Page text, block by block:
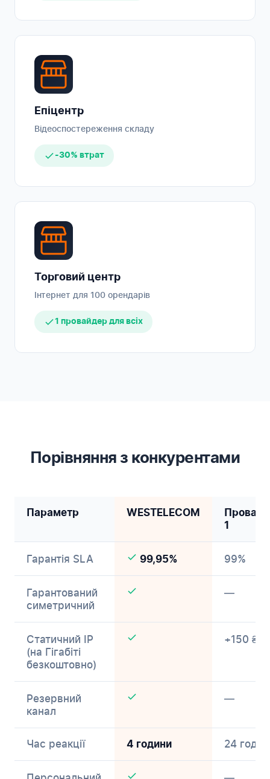
Епіцентр
Відеоспостереження складу
-30% втрат
Торговий центр
Інтернет для 100 орендарів
1 провайдер для всіх
Порівняння з конкурентами
Параметр WESTELECOM
1
Гарантія SLA 99,95% 99%
Гарантований
симетричний
—
Статичний IP
(на Гігабіті
безкоштовно)
+150 ₴/
Резервний
канал
—
Час реакції 4 години 24